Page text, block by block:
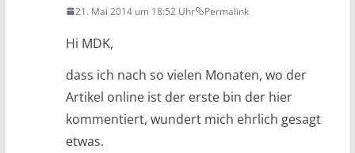
21. Mai 2014 um 18:52 Uhr Permalink
Hi MDK,
dass ich nach so vielen Monaten, wo der
Artikel online ist der erste bin der hier
kommentiert, wundert mich ehrlich gesagt
etwas.